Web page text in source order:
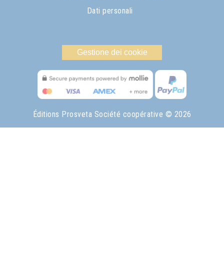
Dati personali
Gestione dei cookie
Éditions Prosveta Société coopérative © 2026